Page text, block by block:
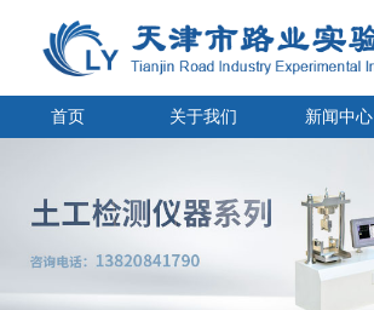
首页 关于我们 新闻中心